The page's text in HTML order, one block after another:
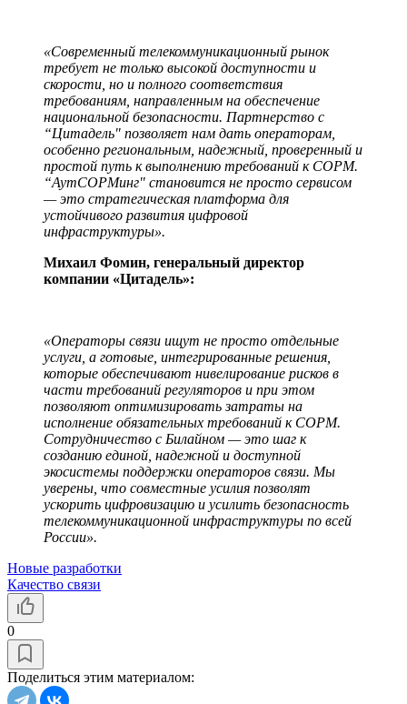
«Современный телекоммуникационный рынок
требует не только высокой доступности и
скорости, но и полного соответствия
требованиям, направленным на обеспечение
национальной безопасности. Партнерство с
“Цитадель" позволяет нам дать операторам,
особенно региональным, надежный, проверенный и
простой путь к выполнению требований к СОРМ.
“АутСОРМинг" становится не просто сервисом
— это стратегическая платформа для
устойчивого развития цифровой
инфраструктуры».
Михаил Фомин, генеральный директор
компании «Цитадель»:
«Операторы связи ищут не просто отдельные
услуги, а готовые, интегрированные решения,
которые обеспечивают нивелирование рисков в
части требований регуляторов и при этом
позволяют оптимизировать затраты на
исполнение обязательных требований к СОРМ.
Сотрудничество с Билайном — это шаг к
созданию единой, надежной и доступной
экосистемы поддержки операторов связи. Мы
уверены, что совместные усилия позволят
ускорить цифровизацию и усилить безопасность
телекоммуникационной инфраструктуры по всей
России».
Новые разработки
Качество связи
0
Поделиться этим материалом: